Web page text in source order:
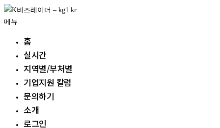
내
용
메뉴
홈
실시간
지역별/부처별
기업지원 칼럼
문의하기
소개
로그인